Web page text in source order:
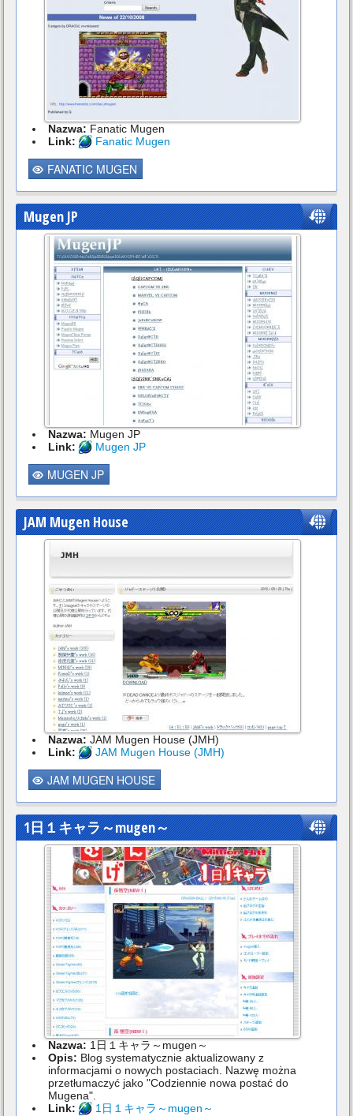
Nazwa: Fanatic Mugen
Link:
Fanatic Mugen
FANATIC MUGEN
Mugen JP
Nazwa: Mugen JP
Link:
Mugen JP
MUGEN JP
JAM Mugen House
Nazwa: JAM Mugen House (JMH)
Link:
JAM Mugen House (JMH)
JAM MUGEN HOUSE
1日１キャラ～mugen～
Nazwa: 1日１キャラ～mugen～
Opis: Blog systematycznie aktualizowany z
informacjami o nowych postaciach. Nazwę można
przetłumaczyć jako "Codziennie nowa postać do
Mugena".
Link:
1日１キャラ～mugen～